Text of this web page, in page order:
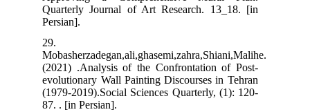
Quarterly Journal of Art Research. 13_18. [in
Mobasherzadegan,ali,ghasemi,zahra,Shiani,Malihe.
(2021) .Analysis of the Confrontation of Post-
evolutionary Wall Painting Discourses in Tehran
(1979-2019).Social Sciences Quarterly, (1): 120-
87. . [in Persian].